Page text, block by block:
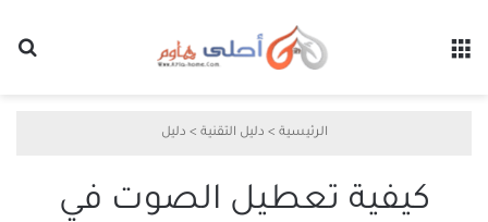
الرئيسية > دليل التقنية > دليل
كيفية تعطيل الصوت في